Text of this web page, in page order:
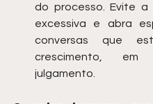
do processo. Evite a
excessiva e abra
conversas que
crescimento,
julgamento.